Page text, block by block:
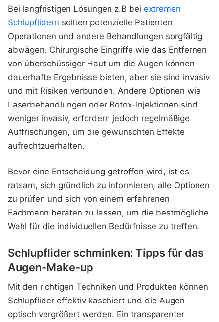
Bei langfristigen Lösungen z.B bei extremen
Schlupflidern sollten potenzielle Patienten
Operationen und andere Behandlungen sorgfältig
abwägen. Chirurgische Eingriffe wie das Entfernen
von überschüssiger Haut um die Augen können
dauerhafte Ergebnisse bieten, aber sie sind invasiv
und mit Risiken verbunden. Andere Optionen wie
Laserbehandlungen oder Botox-Injektionen sind
weniger invasiv, erfordern jedoch regelmäßige
Auffrischungen, um die gewünschten Effekte
aufrechtzuerhalten.
Bevor eine Entscheidung getroffen wird, ist es
ratsam, sich gründlich zu informieren, alle Optionen
zu prüfen und sich von einem erfahrenen
Fachmann beraten zu lassen, um die bestmögliche
Wahl für die individuellen Bedürfnisse zu treffen.
Schlupflider schminken: Tipps für das
Augen-Make-up
Mit den richtigen Techniken und Produkten können
Schlupflider effektiv kaschiert und die Augen
optisch vergrößert werden. Ein transparenter